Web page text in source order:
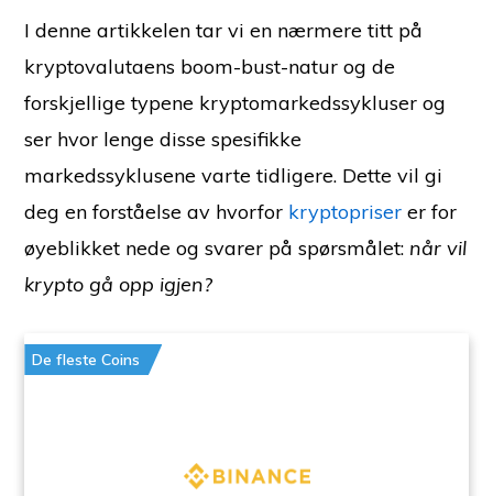
I denne artikkelen tar vi en nærmere titt på
kryptovalutaens boom-bust-natur og de
forskjellige typene kryptomarkedssykluser og
ser hvor lenge disse spesifikke
markedssyklusene varte tidligere. Dette vil gi
deg en forståelse av hvorfor kryptopriser er for
øyeblikket nede og svarer på spørsmålet: når vil
krypto gå opp igjen?
De fleste Coins